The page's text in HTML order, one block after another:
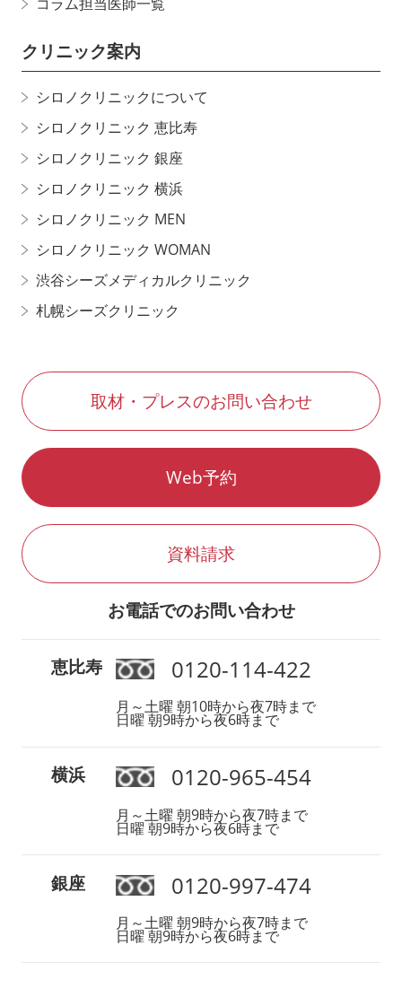
クリニック案内
シロノクリニックについて
シロノクリニック 恵比寿
シロノクリニック 銀座
シロノクリニック 横浜
シロノクリニック MEN
シロノクリニック WOMAN
渋谷シーズメディカルクリニック
札幌シーズクリニック
取材・プレスのお問い合わせ
Web予約
資料請求
お電話でのお問い合わせ
恵比寿 0120-114-422
月～土曜 朝10時から夜7時まで
日曜 朝9時から夜6時まで
横浜 0120-965-454
月～土曜 朝9時から夜7時まで
日曜 朝9時から夜6時まで
銀座 0120-997-474
月～土曜 朝9時から夜7時まで
日曜 朝9時から夜6時まで